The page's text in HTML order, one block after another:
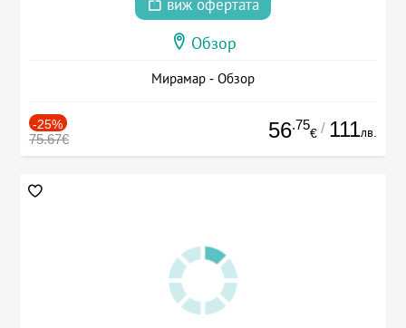
виж офертата
Обзор
Мирамар - Обзор
-25%
75.67€ 56.75
€ / 111лв.